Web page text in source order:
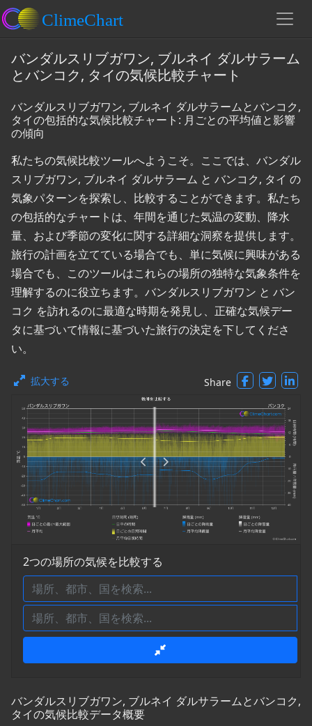
バンダルスリブガワン, ブルネイ ダルサラーム
とバンコク, タイの気候比較チャート
バンダルスリブガワン, ブルネイ ダルサラームとバンコク,
タイの包括的な気候比較チャート: 月ごとの平均値と影響
の傾向
私たちの気候比較ツールへようこそ。ここでは、バンダル
スリブガワン, ブルネイ ダルサラーム と バンコク, タイ の
気象パターンを探索し、比較することができます。私たち
の包括的なチャートは、年間を通じた気温の変動、降水
量、および季節の変化に関する詳細な洞察を提供します。
旅行の計画を立てている場合でも、単に気候に興味がある
場合でも、このツールはこれらの場所の独特な気象条件を
理解するのに役立ちます。バンダルスリブガワン と バン
コク を訪れるのに最適な時期を発見し、正確な気候デー
タに基づいて情報に基づいた旅行の決定を下してくださ
い。
拡大する Share
2つの場所の気候を比較する
バンダルスリブガワン, ブルネイ ダルサラームとバンコク,
タイの気候比較データ概要